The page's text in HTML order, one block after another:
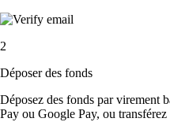
2
Déposer des fonds
Déposez des fonds par virement
Pay ou Google Pay, ou